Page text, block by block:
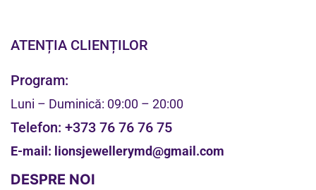
ATENȚIA CLIENȚILOR
Program:
Luni – Duminică: 09:00 – 20:00
Telefon: +373 76 76 76 75
E-mail: lionsjewellerymd@gmail.com
DESPRE NOI